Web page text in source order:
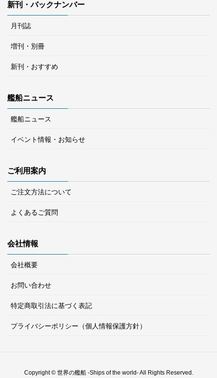
新刊・バックナンバー
月刊誌
増刊・別冊
新刊・おすすめ
艦船ニュース
艦船ニュース
イベント情報・お知らせ
ご利用案内
ご注文方法について
よくあるご質問
会社情報
会社概要
お問い合わせ
特定商取引法に基づく表記
プライバシーポリシー（個人情報保護方針）
Copyright © 世界の艦船 -Ships of the world- All Rights Reserved.